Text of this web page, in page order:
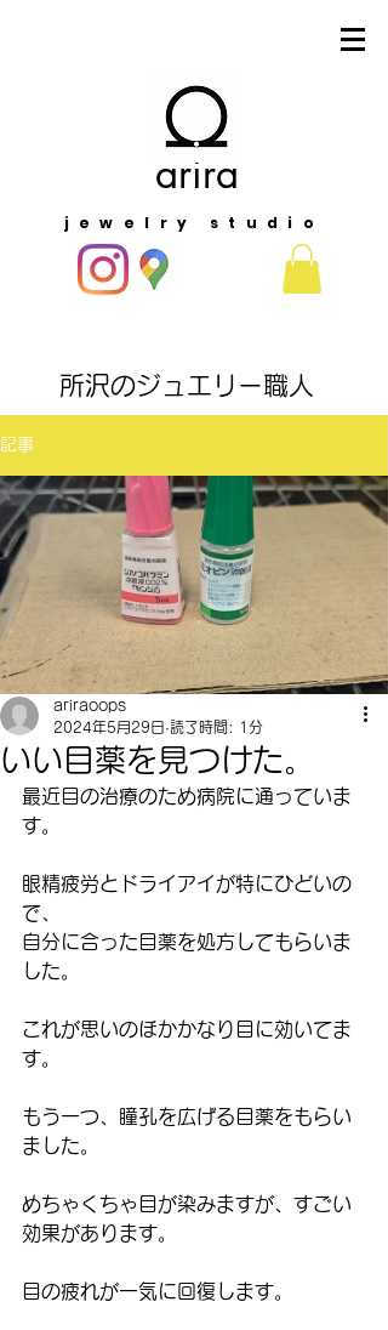
arira
jewelry studio
​所沢のジュエリー職人
記事
いい目薬を見つけた。
ariraoops
2024年5月29日 読了時間: 1分
最近目の治療のため病院に通っていま
す。
眼精疲労とドライアイが特にひどいの
で、
自分に合った目薬を処方してもらいま
した。
これが思いのほかかなり目に効いてま
す。
もう一つ、瞳孔を広げる目薬をもらい
ました。
めちゃくちゃ目が染みますが、すごい
効果があります。
目の疲れが一気に回復します。